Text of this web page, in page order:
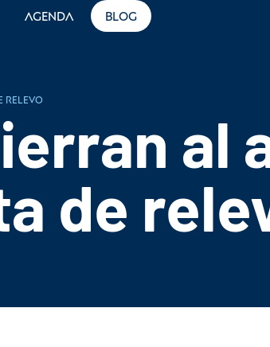
Agenda Blog
relevo
al
de